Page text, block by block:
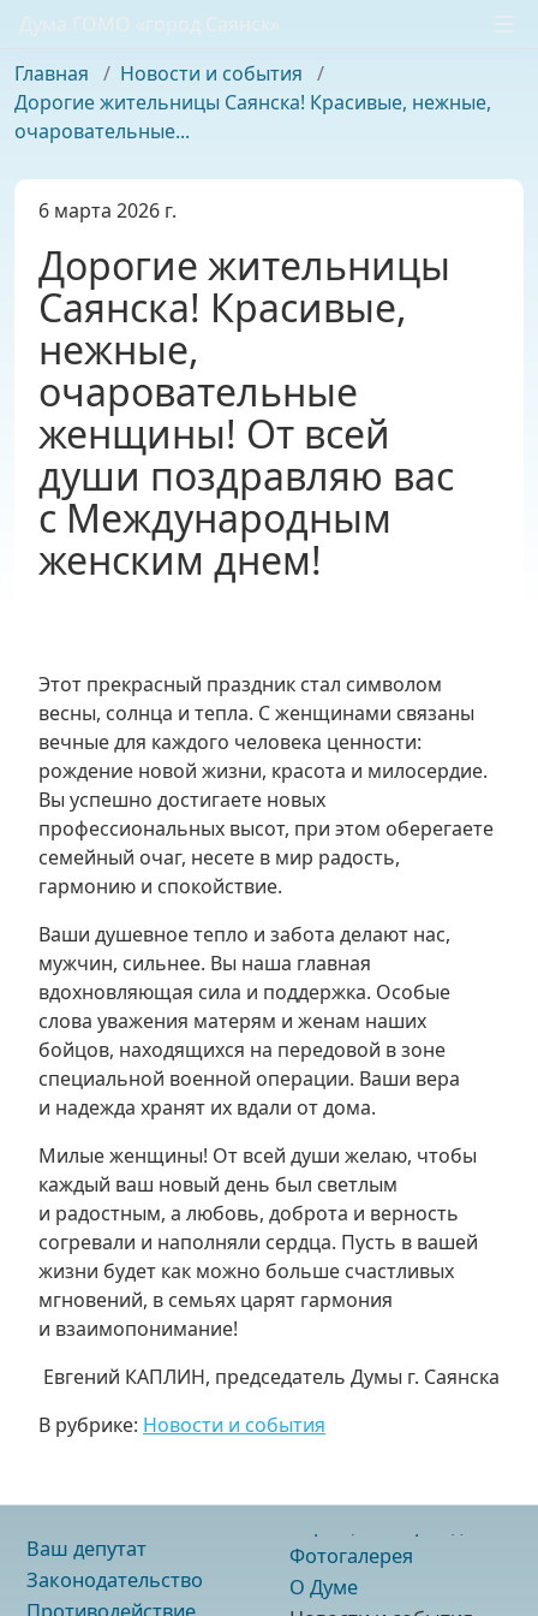
Дума ГОМО «город Саянск»
Главная / Новости и события /
Дорогие жительницы Саянска! Красивые, нежные,
очаровательные...
6 марта 2026 г.
Дорогие жительницы
Саянска! Красивые,
нежные,
очаровательные
женщины! От всей
души поздравляю вас
с Международным
женским днем!
Этот прекрасный праздник стал символом
весны, солнца и тепла. С женщинами связаны
вечные для каждого человека ценности:
рождение новой жизни, красота и милосердие.
Вы успешно достигаете новых
профессиональных высот, при этом оберегаете
семейный очаг, несете в мир радость,
гармонию и спокойствие.
Ваши душевное тепло и забота делают нас,
мужчин, сильнее. Вы наша главная
вдохновляющая сила и поддержка. Особые
слова уважения матерям и женам наших
бойцов, находящихся на передовой в зоне
специальной военной операции. Ваши вера
и надежда хранят их вдали от дома.
Милые женщины! От всей души желаю, чтобы
каждый ваш новый день был светлым
и радостным, а любовь, доброта и верность
согревали и наполняли сердца. Пусть в вашей
жизни будет как можно больше счастливых
мгновений, в семьях царят гармония
и взаимопонимание!
Евгений КАПЛИН, председатель Думы г. Саянска
В рубрике: Новости и события
Ваш депутат
Законодательство
Фотогалерея
О Думе